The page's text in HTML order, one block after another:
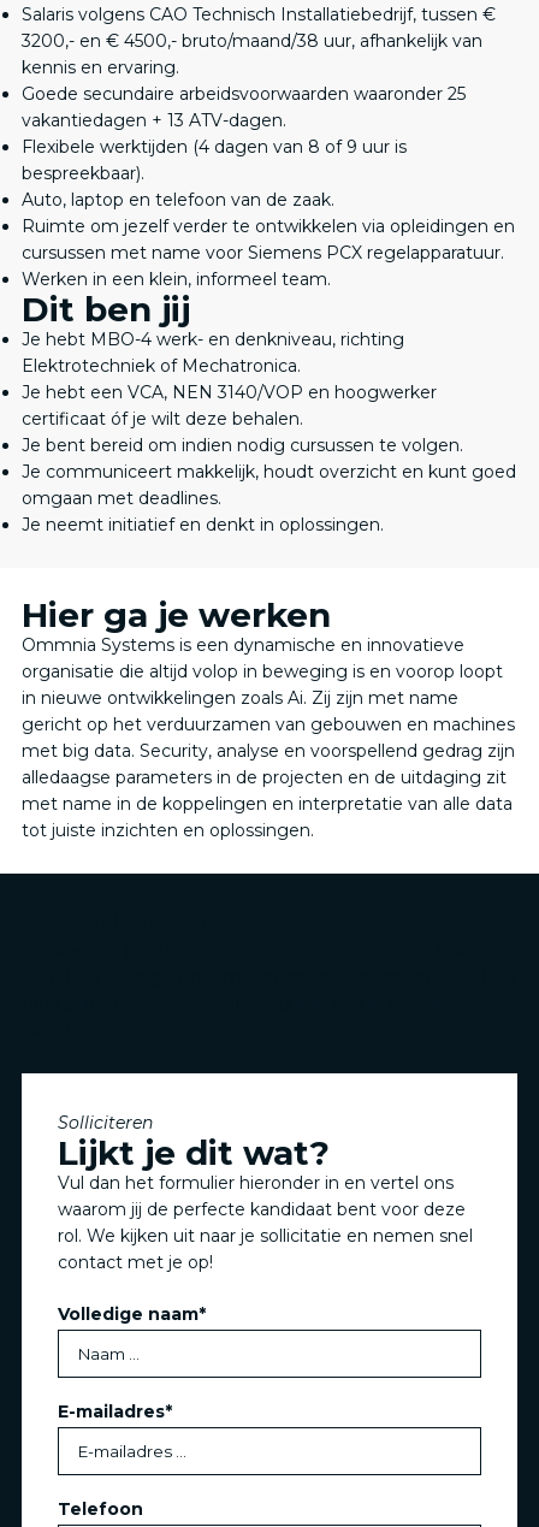
Salaris volgens CAO Technisch Installatiebedrijf, tussen €
3200,- en € 4500,- bruto/maand/38 uur, afhankelijk van
kennis en ervaring.
Goede secundaire arbeidsvoorwaarden waaronder 25
vakantiedagen + 13 ATV-dagen.
Flexibele werktijden (4 dagen van 8 of 9 uur is
bespreekbaar).
Auto, laptop en telefoon van de zaak.
Ruimte om jezelf verder te ontwikkelen via opleidingen en
cursussen met name voor Siemens PCX regelapparatuur.
Werken in een klein, informeel team.
Dit ben jij
Je hebt MBO-4 werk- en denkniveau, richting
Elektrotechniek of Mechatronica.
Je hebt een VCA, NEN 3140/VOP en hoogwerker
certificaat óf je wilt deze behalen.
Je bent bereid om indien nodig cursussen te volgen.
Je communiceert makkelijk, houdt overzicht en kunt goed
omgaan met deadlines.
Je neemt initiatief en denkt in oplossingen.
Hier ga je werken
Ommnia Systems is een dynamische en innovatieve
organisatie die altijd volop in beweging is en voorop loopt
in nieuwe ontwikkelingen zoals Ai. Zij zijn met name
gericht op het verduurzamen van gebouwen en machines
met big data. Security, analyse en voorspellend gedrag zijn
alledaagse parameters in de projecten en de uitdaging zit
met name in de koppelingen en interpretatie van alle data
tot juiste inzichten en oplossingen.
Solliciteren
Lijkt je dit wat?
Vul dan het formulier hieronder in en vertel ons
waarom jij de perfecte kandidaat bent voor deze
rol. We kijken uit naar je sollicitatie en nemen snel
contact met je op!
Volledige naam*
E-mailadres*
Telefoon